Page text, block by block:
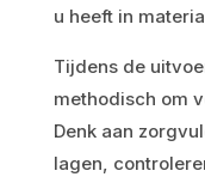
u heeft in
Tijdens de
methodisch om
Denk aan
lagen,